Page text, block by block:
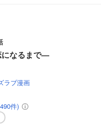
になるまで―
ラブ漫画
件)